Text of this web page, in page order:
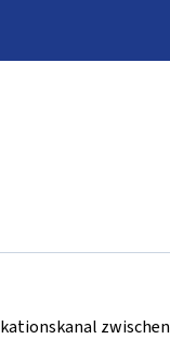
zwischen